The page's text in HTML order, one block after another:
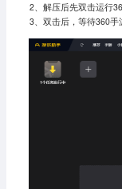
2、解压后先双击运行
3、双击后，等待360手